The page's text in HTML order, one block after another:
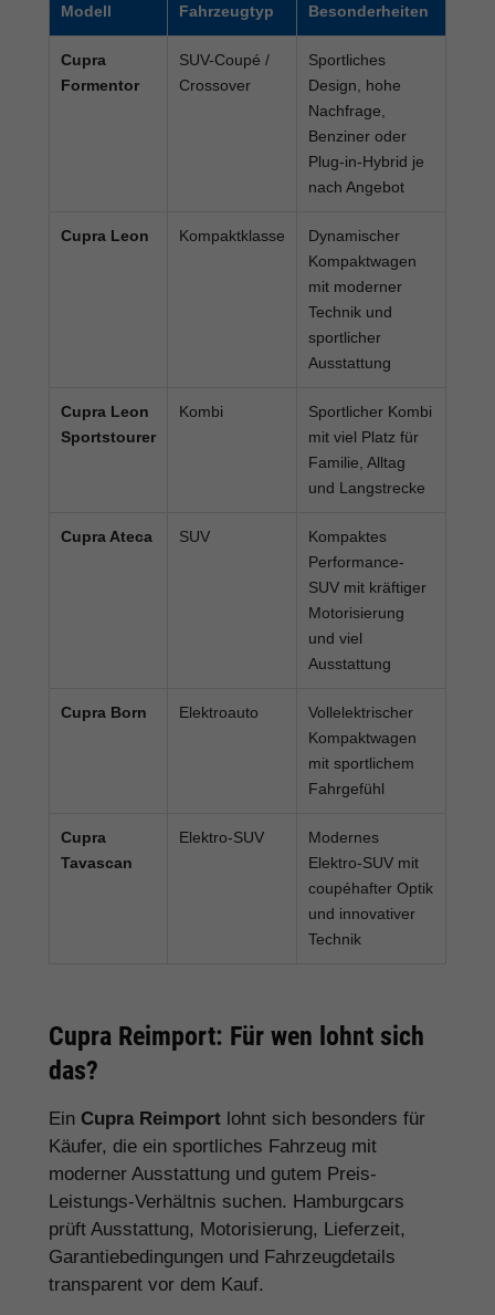
Modell Fahrzeugtyp Besonderheiten
Cupra
Formentor
SUV-Coupé /
Crossover
Sportliches
Design, hohe
Nachfrage,
Benziner oder
Plug-in-Hybrid je
nach Angebot
Cupra Leon Kompaktklasse
Dynamischer
Kompaktwagen
mit moderner
Technik und
sportlicher
Ausstattung
Cupra Leon
Sportstourer
Kombi
Sportlicher Kombi
mit viel Platz für
Familie, Alltag
und Langstrecke
Cupra Ateca SUV
Kompaktes
Performance-
SUV mit kräftiger
Motorisierung
und viel
Ausstattung
Cupra Born Elektroauto
Vollelektrischer
Kompaktwagen
mit sportlichem
Fahrgefühl
Cupra
Tavascan
Elektro-SUV
Modernes
Elektro-SUV mit
coupéhafter Optik
und innovativer
Technik
Cupra Reimport: Für wen lohnt sich
das?
Ein Cupra Reimport lohnt sich besonders für
Käufer, die ein sportliches Fahrzeug mit
moderner Ausstattung und gutem Preis-
Leistungs-Verhältnis suchen. Hamburgcars
prüft Ausstattung, Motorisierung, Lieferzeit,
Garantiebedingungen und Fahrzeugdetails
transparent vor dem Kauf.